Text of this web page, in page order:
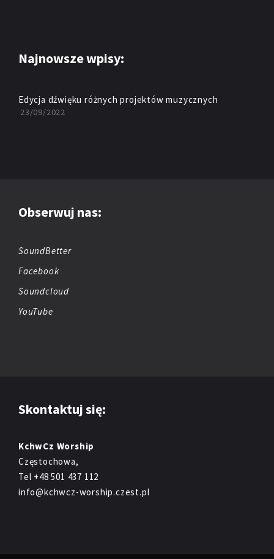
Najnowsze wpisy:
Edycja dźwięku różnych projektów muzycznych
23/09/2022
Obserwuj nas:
SoundBetter
Facebook
Soundcloud
YouTube
Skontaktuj się:
KchwCz Worship
Częstochowa,
Tel +48 501 437 112
info@kchwcz-worship.czest.pl